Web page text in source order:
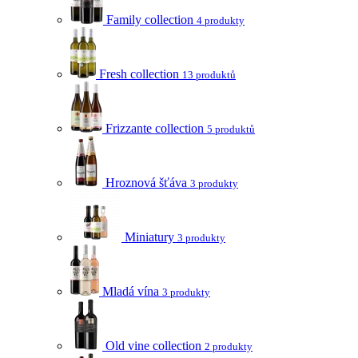
Family collection 4 produkty
Fresh collection 13 produktů
Frizzante collection 5 produktů
Hroznová šťáva 3 produkty
Miniatury 3 produkty
Mladá vína 3 produkty
Old vine collection 2 produkty